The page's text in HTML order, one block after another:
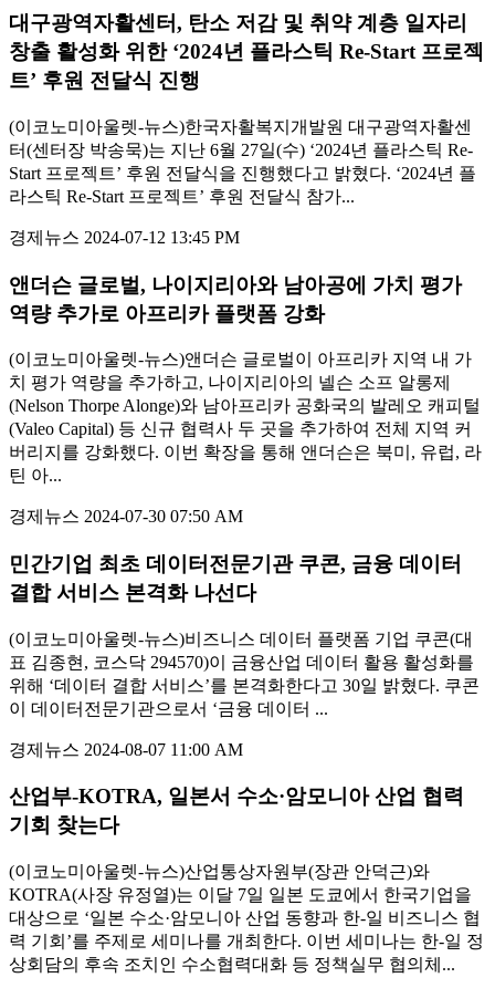
대구광역자활센터, 탄소 저감 및 취약 계층 일자리
창출 활성화 위한 ‘2024년 플라스틱 Re-Start 프로젝
트’ 후원 전달식 진행
(이코노미아울렛-뉴스)한국자활복지개발원 대구광역자활센
터(센터장 박송묵)는 지난 6월 27일(수) ‘2024년 플라스틱 Re-
Start 프로젝트’ 후원 전달식을 진행했다고 밝혔다. ‘2024년 플
라스틱 Re-Start 프로젝트’ 후원 전달식 참가...
경제뉴스 2024-07-12 13:45 PM
앤더슨 글로벌, 나이지리아와 남아공에 가치 평가
역량 추가로 아프리카 플랫폼 강화
(이코노미아울렛-뉴스)앤더슨 글로벌이 아프리카 지역 내 가
치 평가 역량을 추가하고, 나이지리아의 넬슨 소프 알롱제
(Nelson Thorpe Alonge)와 남아프리카 공화국의 발레오 캐피털
(Valeo Capital) 등 신규 협력사 두 곳을 추가하여 전체 지역 커
버리지를 강화했다. 이번 확장을 통해 앤더슨은 북미, 유럽, 라
틴 아...
경제뉴스 2024-07-30 07:50 AM
민간기업 최초 데이터전문기관 쿠콘, 금융 데이터
결합 서비스 본격화 나선다
(이코노미아울렛-뉴스)비즈니스 데이터 플랫폼 기업 쿠콘(대
표 김종현, 코스닥 294570)이 금융산업 데이터 활용 활성화를
위해 ‘데이터 결합 서비스’를 본격화한다고 30일 밝혔다. 쿠콘
이 데이터전문기관으로서 ‘금융 데이터 ...
경제뉴스 2024-08-07 11:00 AM
산업부-KOTRA, 일본서 수소·암모니아 산업 협력
기회 찾는다
(이코노미아울렛-뉴스)산업통상자원부(장관 안덕근)와
KOTRA(사장 유정열)는 이달 7일 일본 도쿄에서 한국기업을
대상으로 ‘일본 수소·암모니아 산업 동향과 한-일 비즈니스 협
력 기회’를 주제로 세미나를 개최한다. 이번 세미나는 한-일 정
상회담의 후속 조치인 수소협력대화 등 정책실무 협의체...